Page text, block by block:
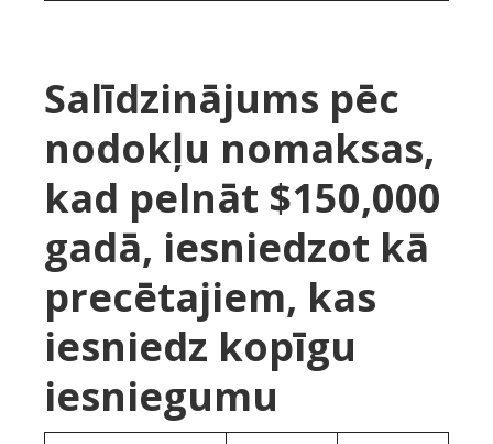
Salīdzinājums pēc
nodokļu nomaksas,
kad pelnāt $150,000
gadā, iesniedzot kā
precētajiem, kas
iesniedz kopīgu
iesniegumu